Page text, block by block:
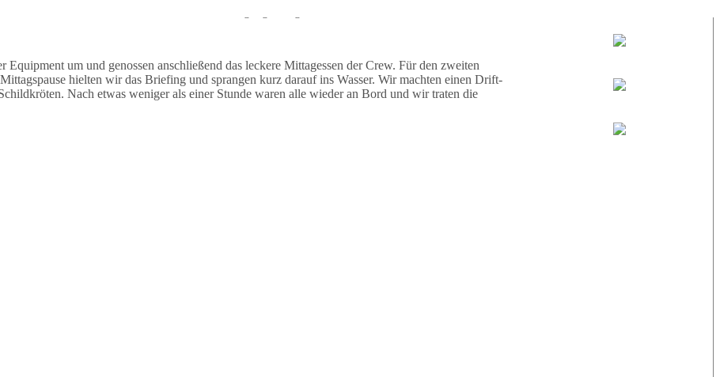
stationär und sahen während des Tauchgangs einige Muränen und eine Schildkröte.
um und genossen anschließend das leckere Mittagessen der Crew. Für den zweiten
hielten wir das Briefing und sprangen kurz darauf ins Wasser. Wir machten einen Drift-
Nach etwas weniger als einer Stunde waren alle wieder an Bord und wir traten die